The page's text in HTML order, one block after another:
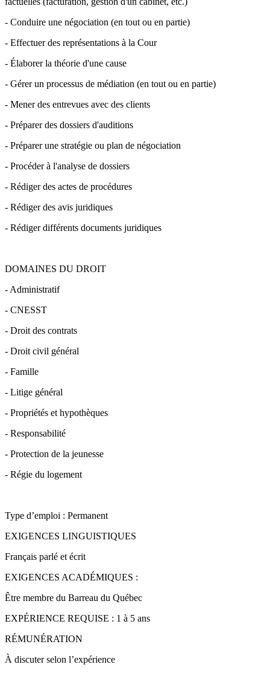
- Conduire une négociation (en tout ou en partie)
- Effectuer des représentations à la Cour
- Élaborer la théorie d'une cause
- Gérer un processus de médiation (en tout ou en partie)
- Mener des entrevues avec des clients
- Préparer des dossiers d'auditions
- Préparer une stratégie ou plan de négociation
- Procéder à l'analyse de dossiers
- Rédiger des actes de procédures
- Rédiger des avis juridiques
- Rédiger différents documents juridiques
DOMAINES DU DROIT
- Administratif
- CNESST
- Droit des contrats
- Droit civil général
- Famille
- Litige général
- Propriétés et hypothèques
- Responsabilité
- Protection de la jeunesse
- Régie du logement
Type d’emploi : Permanent
EXIGENCES LINGUISTIQUES
Français parlé et écrit
EXIGENCES ACADÉMIQUES :
Être membre du Barreau du Québec
EXPÉRIENCE REQUISE : 1 à 5 ans
RÉMUNÉRATION
À discuter selon l’expérience